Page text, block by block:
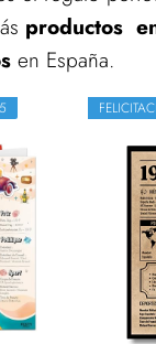
productos
en España.